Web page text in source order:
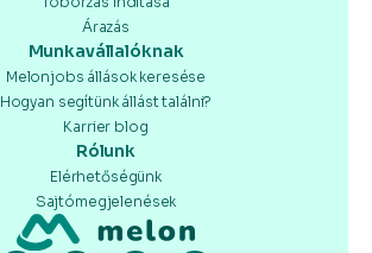
Árazás
Munkavállalóknak
Melonjobs állások keresése
Hogyan segítünk állást találni?
Karrier blog
Rólunk
Elérhetőségünk
Sajtómegjelenések